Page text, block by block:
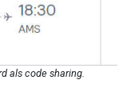
als code sharing.